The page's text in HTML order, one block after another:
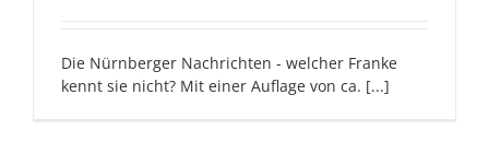
Die Nürnberger Nachrichten - welcher Franke
kennt sie nicht? Mit einer Auflage von ca. [...]